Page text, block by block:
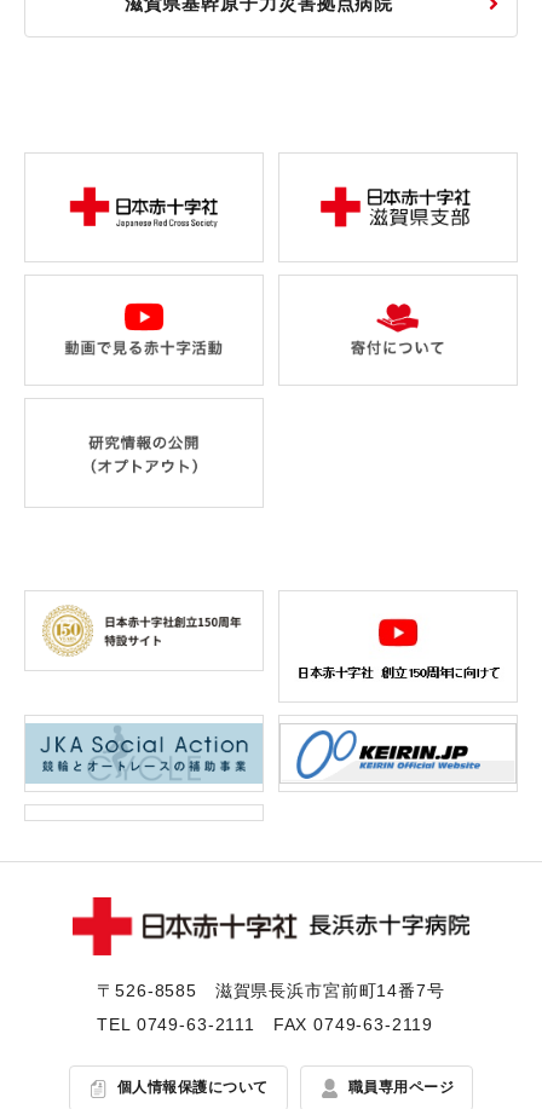
〒526-8585 滋賀県⻑浜市宮前町14番7号
TEL 0749-63-2111 FAX 0749-63-2119
個人情報保護について 職員専用ページ